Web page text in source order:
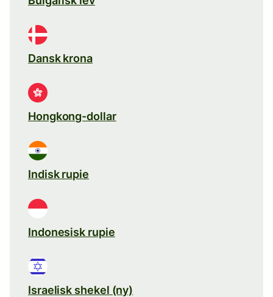
Dansk krona
Hongkong-dollar
Indisk rupie
Indonesisk rupie
Israelisk shekel (ny)